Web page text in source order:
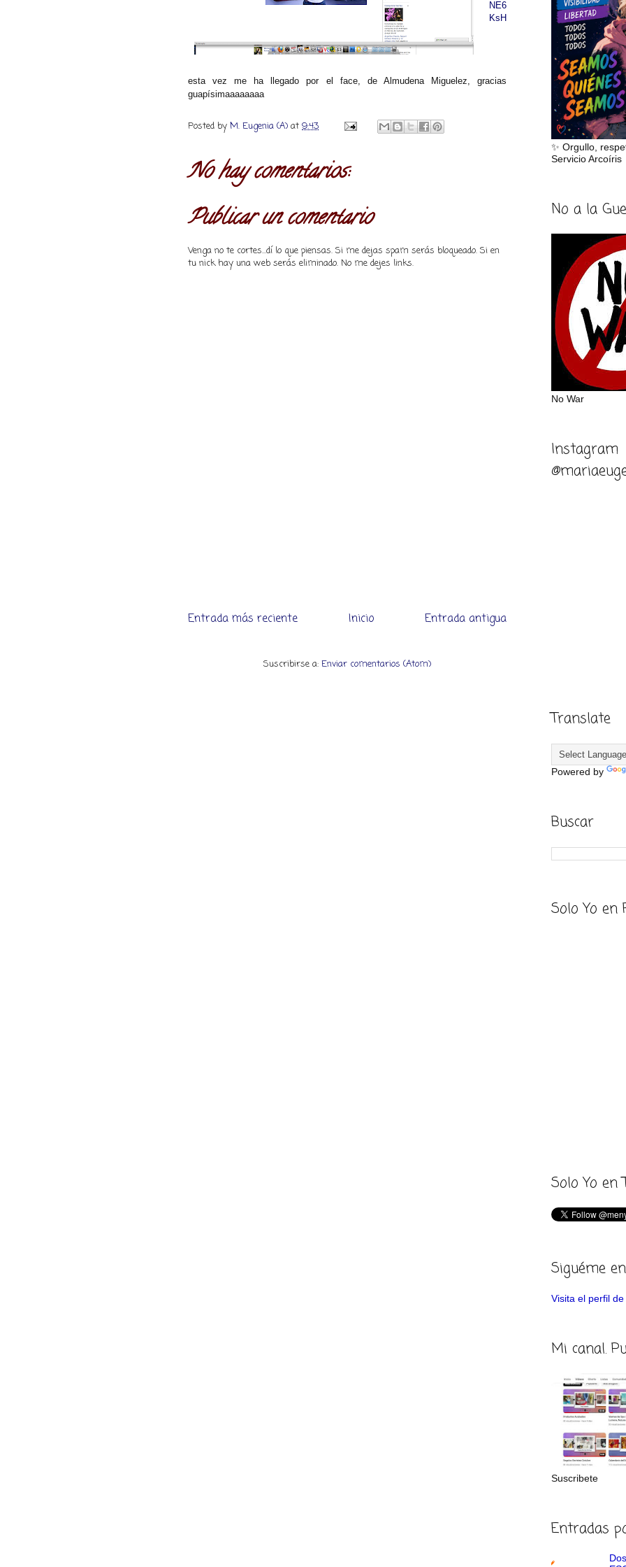
NE6
KsH
esta vez me ha llegado por el face, de Almudena Miguelez, gracias
guapísimaaaaaaaa
Posted by M. Eugenia (A) at 9:43
No hay comentarios:
Publicar un comentario
Venga no te cortes...dí lo que piensas. Si me dejas spam serás bloqueado. Si en
tu nick hay una web serás eliminado. No me dejes links.
Entrada más reciente Entrada antigua
Inicio
Suscribirse a: Enviar comentarios (Atom)
✨ Orgullo,
Servicio Arcoíris
No a la
No War
Instagram
Translate
Powered by
Buscar
Solo Yo en
Solo Yo en
Siguéme
Visita el perfil
Mi canal.
Suscribete
Entradas